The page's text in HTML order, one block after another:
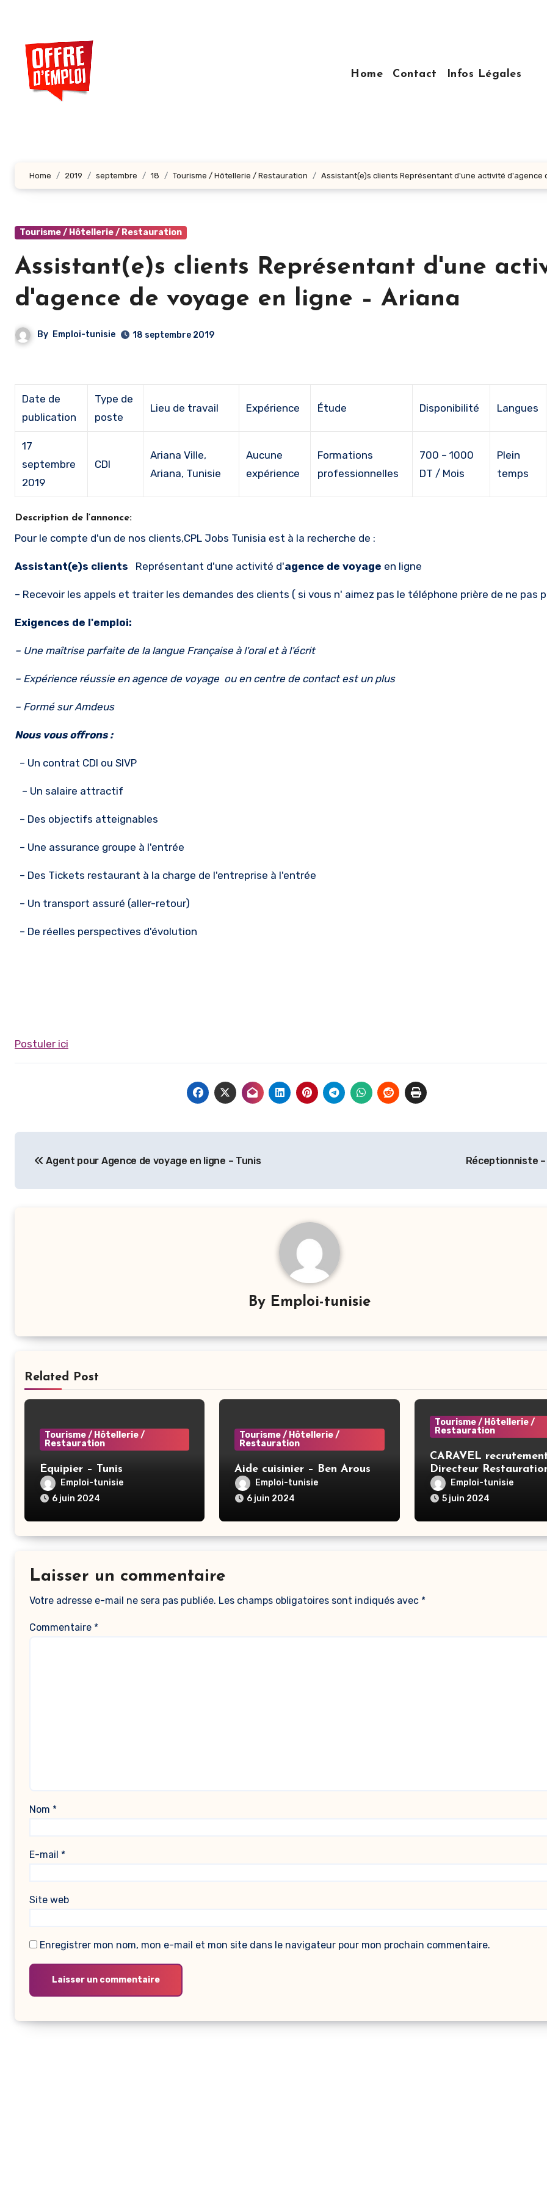
contenu
principal
Home
Contact Infos Légales
Home 2019 septembre 18 Tourisme / Hôtellerie / Restauration Assistant(e)s clients Représentant d'une activité d'agence
Tourisme / Hôtellerie / Restauration
Assistant(e)s clients Représentant d'une
d'agence de voyage en ligne – Ariana
By Emploi-tunisie 18 septembre 2019
Date de
publication
Type de
poste
Lieu de travail Expérience Étude Disponibilité Langues
17
septembre
2019
CDI
Ariana Ville,
Ariana, Tunisie
Aucune
expérience
Formations
professionnelles
700 – 1000
DT / Mois
Plein
temps
Description de l’annonce:
Pour le compte d'un de nos clients,CPL Jobs Tunisia est à la recherche de :
Assistant(e)s clients Représentant d'une activité d'agence de voyage en ligne
– Recevoir les appels et traiter les demandes des clients ( si vous n' aimez pas le téléphone prière de ne pas
Exigences de l'emploi:
– Une maîtrise parfaite de la langue Française à l'oral et à l'écrit
– Expérience réussie en agence de voyage ou en centre de contact est un plus
– Formé sur Amdeus
Nous vous offrons :
– Un contrat CDI ou SIVP
– Un salaire attractif
– Des objectifs atteignables
– Une assurance groupe à l'entrée
– Des Tickets restaurant à la charge de l'entreprise à l'entrée
– Un transport assuré (aller-retour)
– De réelles perspectives d'évolution
Postuler ici
de
l’article
Agent pour Agence de voyage en ligne – Tunis Réceptionniste
By Emploi-tunisie
Related Post
Tourisme / Hôtellerie /
Restauration
Équipier – Tunis
Emploi-tunisie
6 juin 2024
Tourisme / Hôtellerie /
Restauration
Aide cuisinier – Ben Arous
Emploi-tunisie
6 juin 2024
Tourisme / Hôtellerie /
Restauration
CARAVEL
Directeur
Hôtel – Tunis
Emploi-tunisie
5 juin 2024
Laisser un commentaire
Votre adresse e-mail ne sera pas publiée. Les champs obligatoires sont indiqués avec *
Commentaire *
Nom *
E-mail *
Site web
Enregistrer mon nom, mon e-mail et mon site dans le navigateur pour mon prochain commentaire.